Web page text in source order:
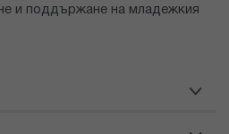
и поддържане на младежкия